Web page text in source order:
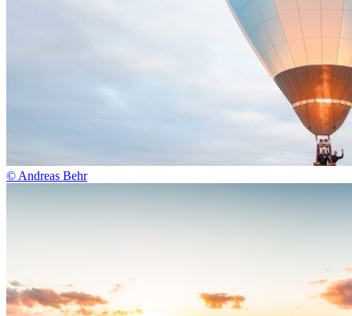
© Andreas Behr